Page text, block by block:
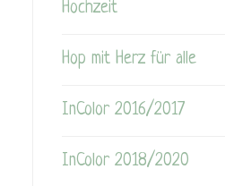
Hochzeit
Hop mit Herz für alle
InColor 2016/2017
InColor 2018/2020